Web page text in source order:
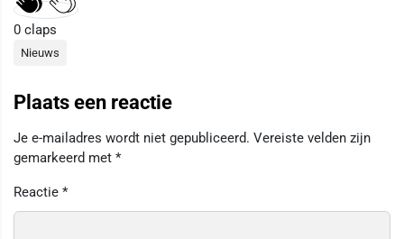
0 claps
Nieuws
Plaats een reactie
Je e-mailadres wordt niet gepubliceerd. Vereiste velden zijn
gemarkeerd met *
Reactie *